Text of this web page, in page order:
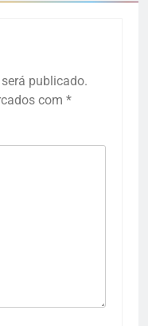
publicado.
com *